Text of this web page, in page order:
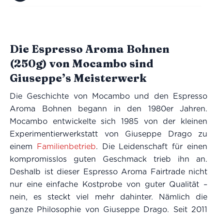
Die Espresso Aroma Bohnen
(250g) von Mocambo sind
Giuseppe’s Meisterwerk
Die Geschichte von Mocambo und den Espresso
Aroma Bohnen begann in den 1980er Jahren.
Mocambo entwickelte sich 1985 von der kleinen
Experimentierwerkstatt von Giuseppe Drago zu
einem
Familienbetrieb. Die Leidenschaft für einen
kompromisslos guten Geschmack trieb ihn an.
Deshalb ist dieser Espresso Aroma Fairtrade nicht
nur eine einfache Kostprobe von guter Qualität –
nein, es steckt viel mehr dahinter. Nämlich die
ganze Philosophie von Giuseppe Drago. Seit 2011